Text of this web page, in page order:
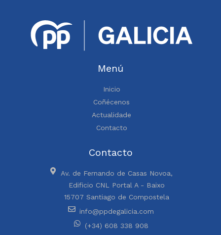
Menú
Inicio
Coñécenos
Actualidade
Contacto
Contacto
Av. de Fernando de Casas Novoa,
Edificio CNL Portal A - Baixo
15707 Santiago de Compostela
info@ppdegalicia.com
(+34) 608 338 908